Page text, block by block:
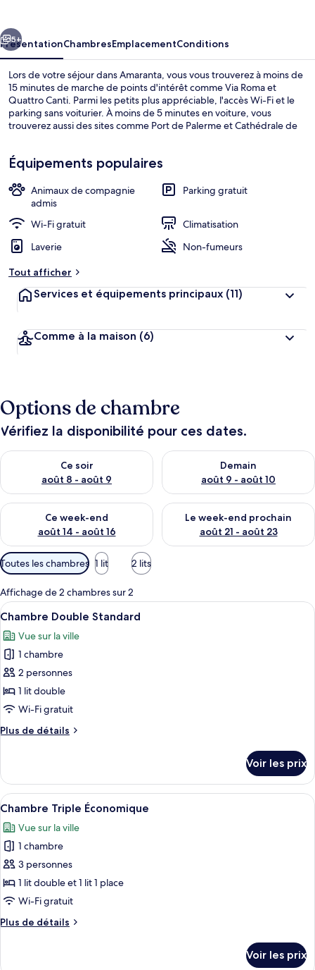
Façade de l’hébergement
Suivant
5+
PrésentationChambresEmplacementConditions
Lors de votre séjour dans Amaranta, vous vous trouverez à moins de
15 minutes de marche de points d'intérêt comme Via Roma et
Quattro Canti. Parmi les petits plus appréciable, l'accès Wi-Fi et le
parking sans voiturier. À moins de 5 minutes en voiture, vous
trouverez aussi des sites comme Port de Palerme et Cathédrale de
Équipements populaires
Animaux de compagnie
admis
Parking gratuit
Wi-Fi gratuit
Climatisation
Laverie
Non-fumeurs
Tout afficher
Services et équipements principaux (11)
Comme à la maison (6)
Options de chambre
Vérifiez la disponibilité pour ces dates.
Ce soir
août 8 - août 9
Vérifier la disponibilité pour ce soir août 8 - août 9
Demain
août 9 - août 10
Vérifier la disponibilité pour
Ce week-end
août 14 - août 16
Vérifier la disponibilité pour ce week-end août 14 - août 16
Le week-end prochain
août 21 - août 23
Vérifier la disponibilité pour
Filtres
disponibles
pour
les
chambres
Toutes les chambres 1 lit 2 lits
Affichage de 2 chambres sur 2
Afficher
toutes
les
photos
pour
ce
type
chambre :
Standard
Rideaux occultants, fer et planche à
4
Chambre Double Standard
Vue sur la ville
1 chambre
2 personnes
1 lit double
Wi-Fi gratuit
Plus de détails
Plus
le
type
de
Chambre
Double
Standard
Voir les prix
Afficher
toutes
les
photos
pour
ce
type
chambre :
Rideaux occultants, fer et planche à
4
Chambre Triple Économique
Vue sur la ville
1 chambre
3 personnes
1 lit double et 1 lit 1 place
Wi-Fi gratuit
Plus de détails
Plus
Voir les prix